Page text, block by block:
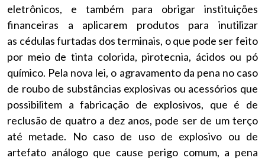
eletrônicos, e também para obrigar instituições
financeiras a aplicarem produtos para inutilizar
as cédulas furtadas dos terminais, o que pode ser feito
por meio de tinta colorida, pirotecnia, ácidos ou pó
químico. Pela nova lei, o agravamento da pena no caso
de roubo de substâncias explosivas ou acessórios que
possibilitem a fabricação de explosivos, que é de
reclusão de quatro a dez anos, pode ser de um terço
até metade. No caso de uso de explosivo ou de
artefato análogo que cause perigo comum, a pena